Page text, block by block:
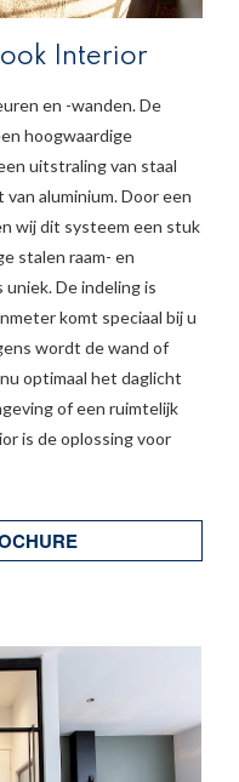
Interior
en -wanden. De
hoogwaardige
uitstraling van staal
aluminium. Door een
wij dit systeem een stuk
stalen raam- en
De indeling is
komt speciaal bij u
wordt de wand of
optimaal het daglicht
of een ruimtelijk
is de oplossing voor